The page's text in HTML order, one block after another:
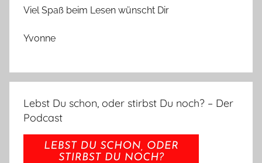
Viel Spaß beim Lesen wünscht Dir
Yvonne
Lebst Du schon, oder stirbst Du noch? – Der
Podcast